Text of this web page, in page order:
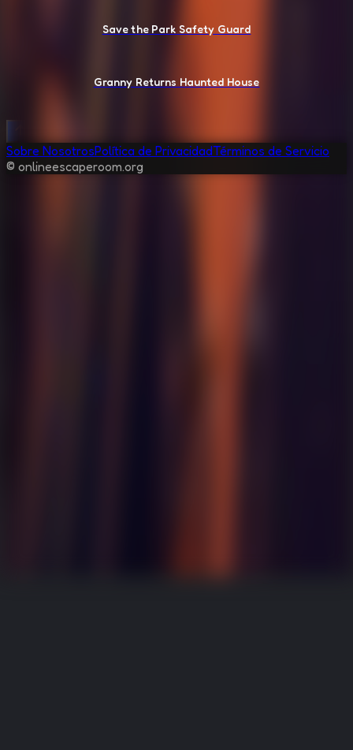
Save the Park Safety Guard
Granny Returns Haunted House
Sobre NosotrosPolítica de PrivacidadTérminos de Servicio
© onlineescaperoom.org